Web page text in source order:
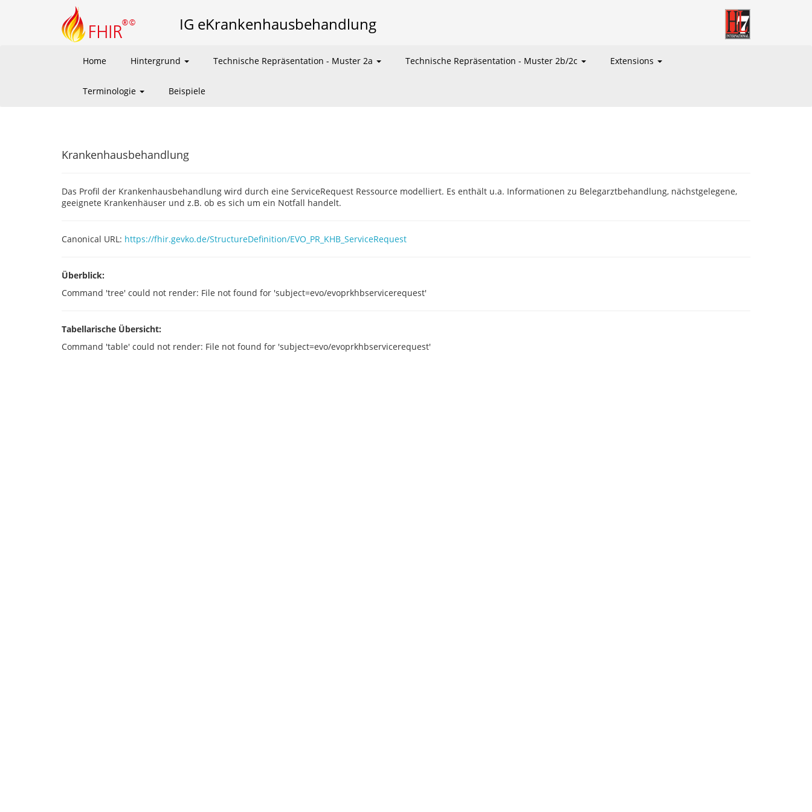
IG eKrankenhausbehandlung
Home Hintergrund Technische Repräsentation - Muster 2a Technische Repräsentation - Muster 2b/2c Extensions
Terminologie Beispiele
Krankenhausbehandlung
Das Profil der Krankenhausbehandlung wird durch eine ServiceRequest Ressource modelliert. Es enthält u.a. Informationen zu Belegarztbehandlung, nächstgelegene,
geeignete Krankenhäuser und z.B. ob es sich um ein Notfall handelt.
Canonical URL: https://fhir.gevko.de/StructureDefinition/EVO_PR_KHB_ServiceRequest
Überblick:
Command 'tree' could not render: File not found for 'subject=evo/evoprkhbservicerequest'
Tabellarische Übersicht:
Command 'table' could not render: File not found for 'subject=evo/evoprkhbservicerequest'